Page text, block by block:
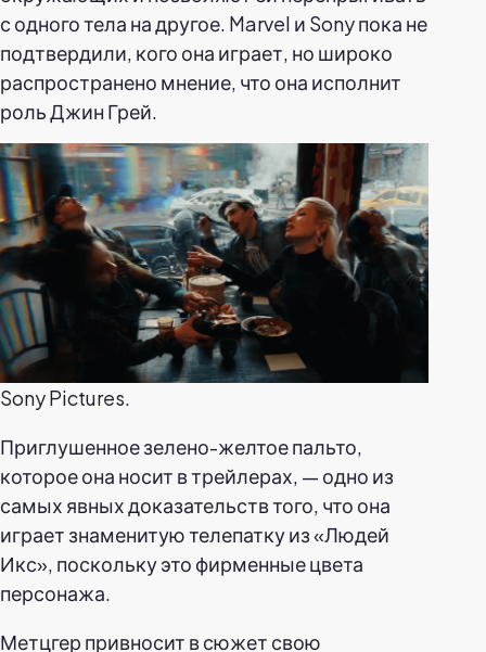
с одного тела на другое. Marvel и Sony пока не
подтвердили, кого она играет, но широко
распространено мнение, что она исполнит
роль Джин Грей.
Sony Pictures.
Приглушенное зелено-желтое пальто,
которое она носит в трейлерах, — одно из
самых явных доказательств того, что она
играет знаменитую телепатку из «Людей
Икс», поскольку это фирменные цвета
персонажа.
Метцгер привносит в сюжет свою